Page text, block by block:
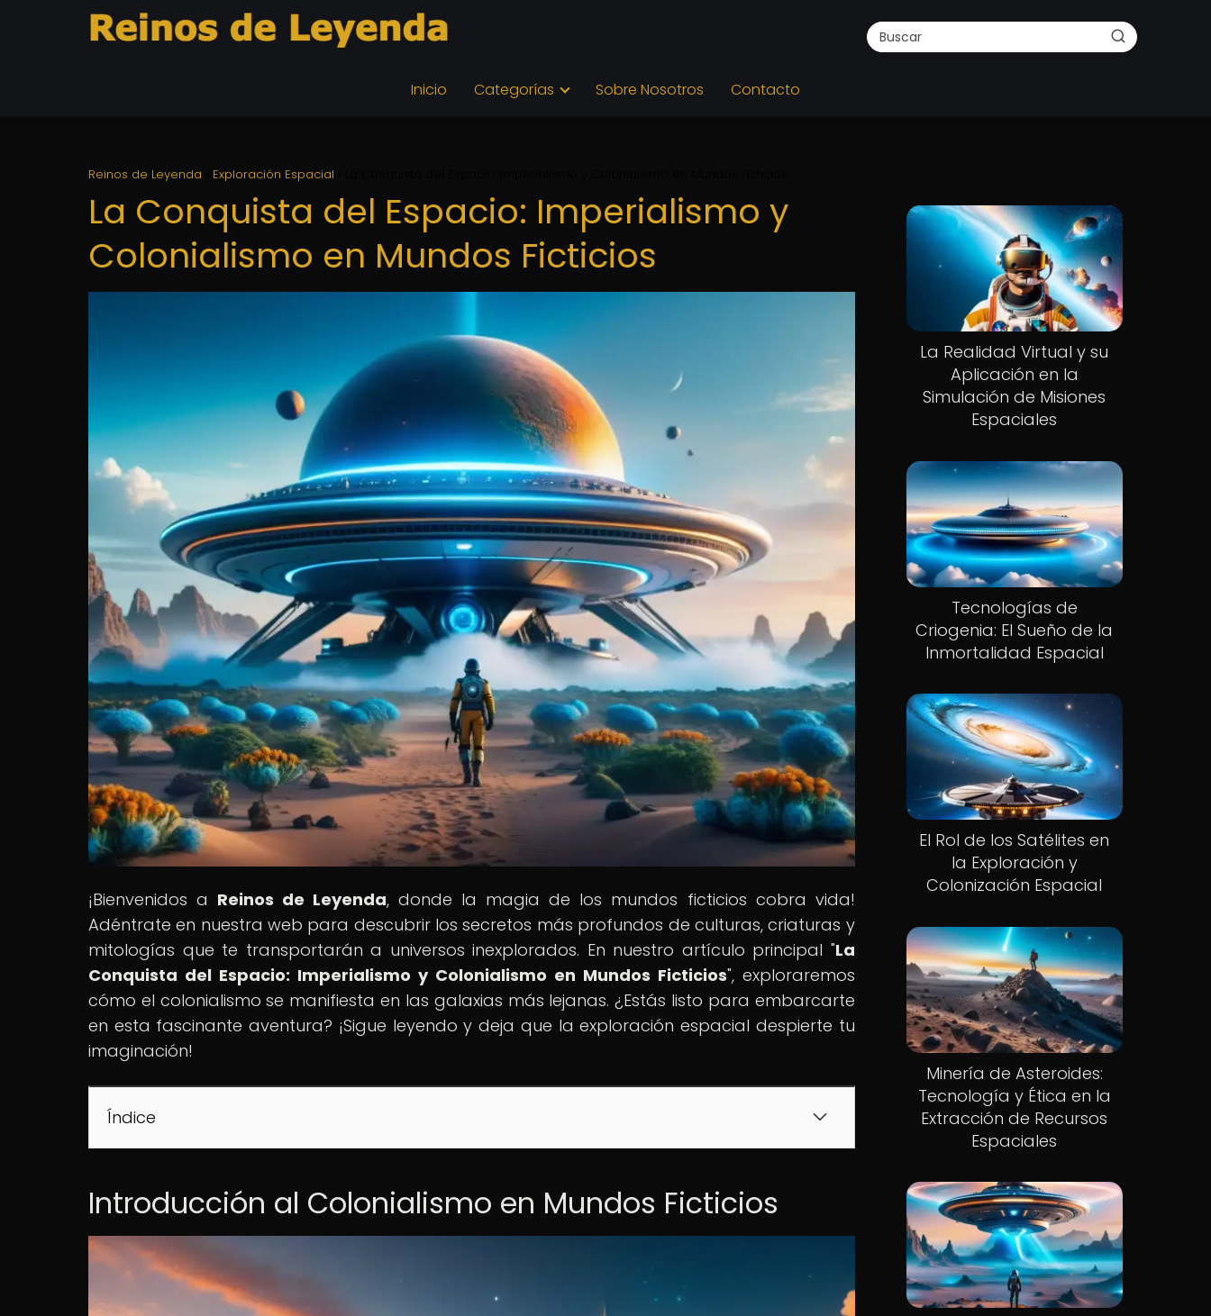
Inicio Categorías Sobre Nosotros Contacto
Reinos de Leyenda Exploración Espacial
La Conquista del Espacio: Imperialismo y
Colonialismo en Mundos Ficticios
¡Bienvenidos a Reinos de Leyenda, donde la magia de los mundos ficticios cobra vida!
Adéntrate en nuestra web para descubrir los secretos más profundos de culturas, criaturas y
mitologías que te transportarán a universos inexplorados. En nuestro artículo principal "La
Conquista del Espacio: Imperialismo y Colonialismo en Mundos Ficticios", exploraremos
cómo el colonialismo se manifiesta en las galaxias más lejanas. ¿Estás listo para embarcarte
en esta fascinante aventura? ¡Sigue leyendo y deja que la exploración espacial despierte tu
imaginación!
Índice
Introducción al Colonialismo en Mundos Ficticios
La Realidad Virtual y su
Aplicación en la
Simulación de Misiones
Espaciales
Tecnologías de
Criogenia: El Sueño de la
Inmortalidad Espacial
El Rol de los Satélites en
la Exploración y
Colonización Espacial
Minería de Asteroides:
Tecnología y Ética en la
Extracción de Recursos
Espaciales